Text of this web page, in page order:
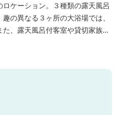
ケーション。３種類の露天風呂
の異なる３ヶ所の大浴場では、
、露天風呂付客室や貸切家族風
もございますので、湯浴みの一
て料理を舌だけではなく目や耳で